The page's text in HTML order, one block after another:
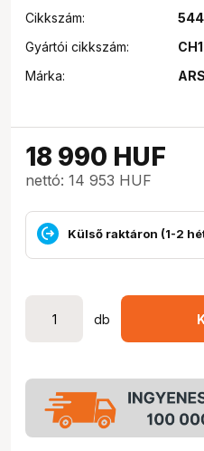
Cikkszám:
Gyártói cikkszám:
Márka:
18 990 HUF
nettó: 14 953 HUF
Külső raktáron (1-2
db